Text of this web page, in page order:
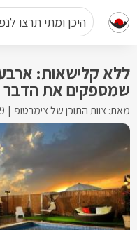
היכן ומתי תרצו
ללא קלישאות:
שמספקים את הדבר
מאת: צוות התוכן של צימרטופ